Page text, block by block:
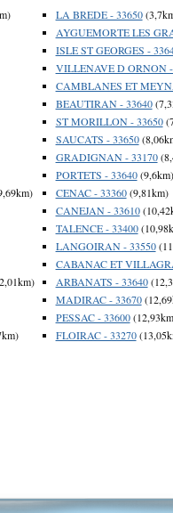
LA BREDE - 33650
AYGUEMORTE LES
ISLE ST GEORGES -
VILLENAVE D ORNON -
CAMBLANES ET
BEAUTIRAN - 33640
ST MORILLON - 33650
SAUCATS - 33650
GRADIGNAN - 33170
PORTETS - 33640(9,6km)
CENAC - 33360(9,81km)
CANEJAN - 33610
TALENCE - 33400
LANGOIRAN - 33550
CABANAC ET
ARBANATS - 33640
MADIRAC - 33670
PESSAC - 33600
FLOIRAC - 33270